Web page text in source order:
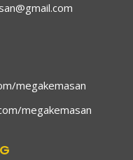
megakemasan
megakemasan